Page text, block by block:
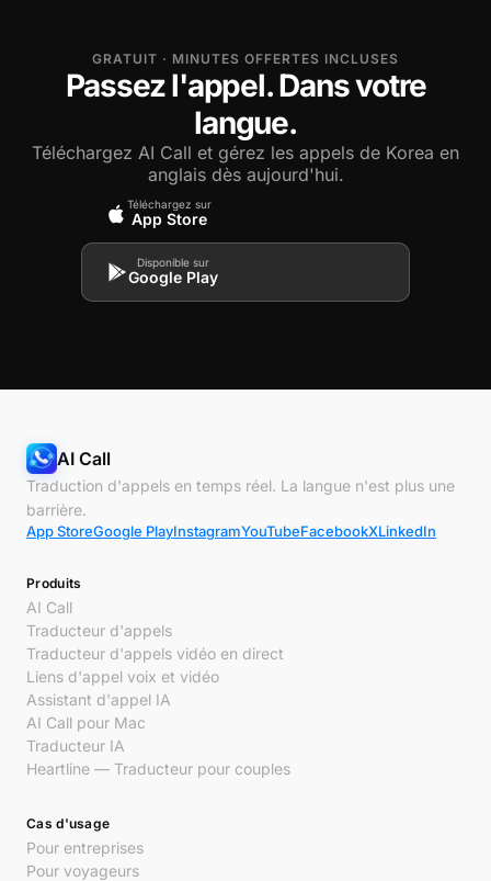
GRATUIT · MINUTES OFFERTES INCLUSES
Passez l'appel. Dans votre
langue.
Téléchargez AI Call et gérez les appels de Korea en
anglais dès aujourd'hui.
Téléchargez sur
App Store
Disponible sur
Google Play
AI Call
Traduction d'appels en temps réel. La langue n'est plus une
barrière.
App StoreGoogle PlayInstagramYouTubeFacebookXLinkedIn
Produits
AI Call
Traducteur d'appels
Traducteur d'appels vidéo en direct
Liens d'appel voix et vidéo
Assistant d'appel IA
AI Call pour Mac
Traducteur IA
Heartline — Traducteur pour couples
Cas d'usage
Pour entreprises
Pour voyageurs